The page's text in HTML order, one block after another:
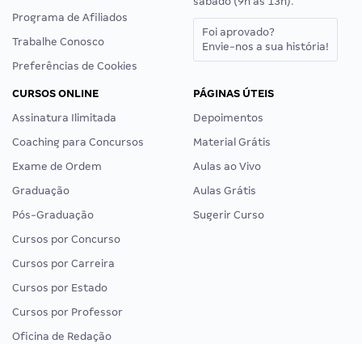
Programa de Afiliados
Trabalhe Conosco
Preferências de Cookies
Foi aprovado?
Envie-nos a sua história!
CURSOS ONLINE
Assinatura Ilimitada
Coaching para Concursos
Exame de Ordem
Graduação
Pós-Graduação
Cursos por Concurso
Cursos por Carreira
Cursos por Estado
Cursos por Professor
Oficina de Redação
PÁGINAS ÚTEIS
Depoimentos
Material Grátis
Aulas ao Vivo
Aulas Grátis
Sugerir Curso